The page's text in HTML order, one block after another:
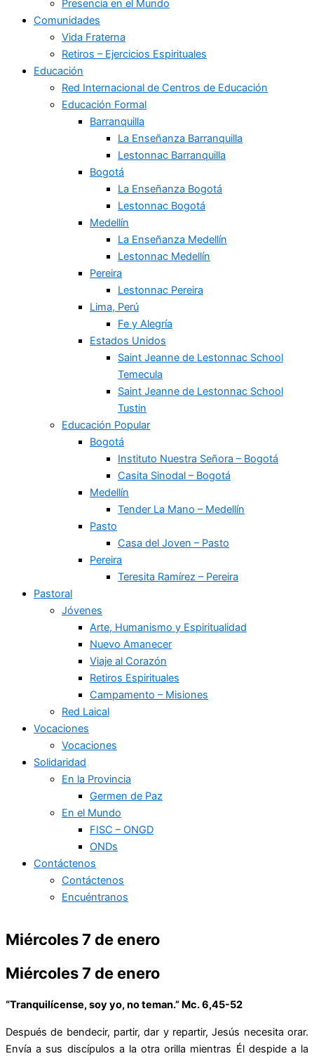
Presencia en el Mundo
Comunidades
Vida Fraterna
Retiros – Ejercicios Espirituales
Educación
Red Internacional de Centros de Educación
Educación Formal
Barranquilla
La Enseñanza Barranquilla
Lestonnac Barranquilla
Bogotá
La Enseñanza Bogotá
Lestonnac Bogotá
Medellín
La Enseñanza Medellín
Lestonnac Medellín
Pereira
Lestonnac Pereira
Lima, Perú
Fe y Alegría
Estados Unidos
Saint Jeanne de Lestonnac School
Temecula
Saint Jeanne de Lestonnac School
Tustin
Educación Popular
Bogotá
Instituto Nuestra Señora – Bogotá
Casita Sinodal – Bogotá
Medellín
Tender La Mano – Medellín
Pasto
Casa del Joven – Pasto
Pereira
Teresita Ramírez – Pereira
Pastoral
Jóvenes
Arte, Humanismo y Espiritualidad
Nuevo Amanecer
Viaje al Corazón
Retiros Espirituales
Campamento – Misiones
Red Laical
Vocaciones
Vocaciones
Solidaridad
En la Provincia
Germen de Paz
En el Mundo
FISC – ONGD
ONDs
Contáctenos
Contáctenos
Encuéntranos
Miércoles 7 de enero
Miércoles 7 de enero
“Tranquilícense, soy yo, no teman.” Mc. 6,45-52
Después de bendecir, partir, dar y repartir, Jesús necesita orar.
Envía a sus discípulos a la otra orilla mientras Él despide a la